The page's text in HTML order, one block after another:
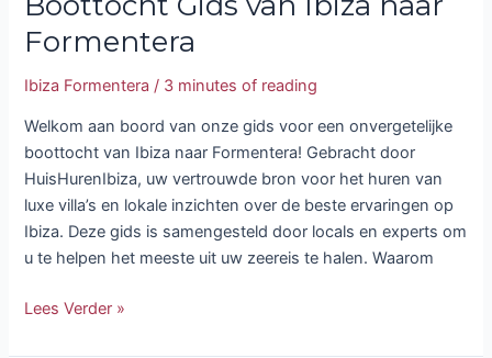
Formentera
Ibiza Formentera / 3 minutes of reading
Welkom aan boord van onze gids voor een onvergetelijke
boottocht van Ibiza naar Formentera! Gebracht door
HuisHurenIbiza, uw vertrouwde bron voor het huren van
luxe villa’s en lokale inzichten over de beste ervaringen op
Ibiza. Deze gids is samengesteld door locals en experts om
u te helpen het meeste uit uw zeereis te halen. Waarom
Lees Verder »